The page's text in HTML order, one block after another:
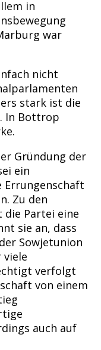
in
war
nicht
stark ist die
In Bottrop
Gründung der
ein
Errungenschaft
Zu den
die Partei eine
sie an, dass
Sowjetunion
viele
verfolgt
von einem
auch auf